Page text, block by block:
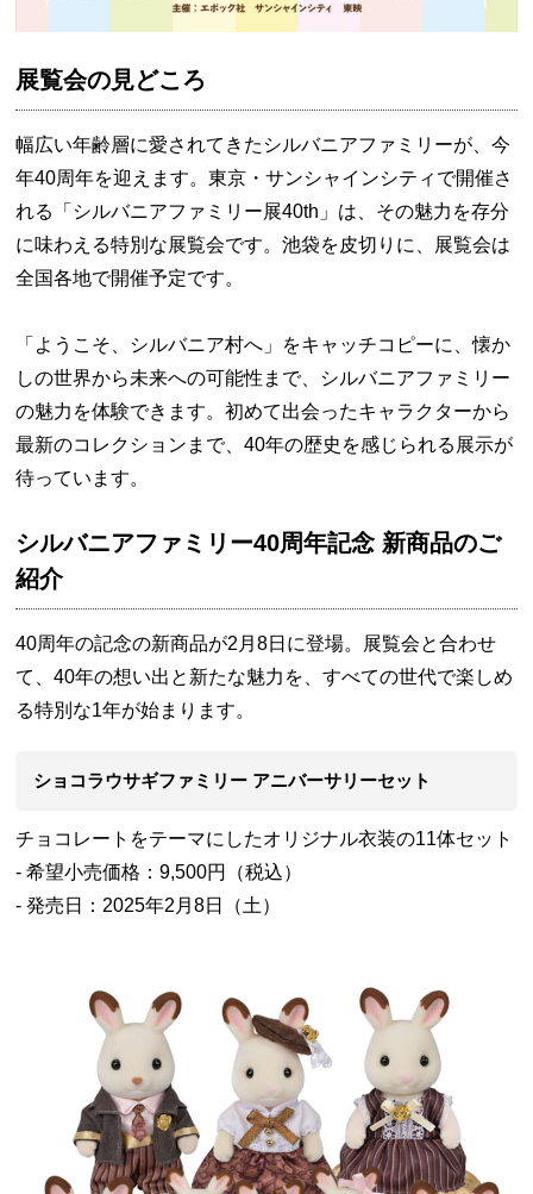
展覧会の見どころ
幅広い年齢層に愛されてきたシルバニアファミリーが、今
年40周年を迎えます。東京・サンシャインシティで開催さ
れる「シルバニアファミリー展40th」は、その魅力を存分
に味わえる特別な展覧会です。池袋を皮切りに、展覧会は
全国各地で開催予定です。
「ようこそ、シルバニア村へ」をキャッチコピーに、懐か
しの世界から未来への可能性まで、シルバニアファミリー
の魅力を体験できます。初めて出会ったキャラクターから
最新のコレクションまで、40年の歴史を感じられる展示が
待っています。
シルバニアファミリー40周年記念 新商品のご
紹介
40周年の記念の新商品が2月8日に登場。展覧会と合わせ
て、40年の想い出と新たな魅力を、すべての世代で楽しめ
る特別な1年が始まります。
ショコラウサギファミリー アニバーサリーセット
チョコレートをテーマにしたオリジナル衣装の11体セット
- 希望小売価格：9,500円（税込）
- 発売日：2025年2月8日（土）